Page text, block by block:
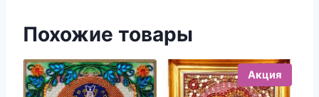
Похожие товары
Акция